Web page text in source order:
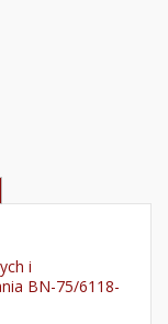
i
BN-75/6118-